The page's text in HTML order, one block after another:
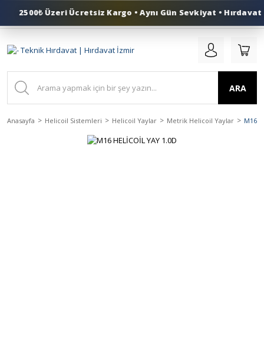
0 (553) 324 41 50
ARA
Anasayfa Helicoil Sistemleri Helicoil Yaylar Metrik Helicoil Yaylar M16
2500₺ Üzeri Ücretsiz Kargo • Aynı Gün Sevkiyat • Hırdavat